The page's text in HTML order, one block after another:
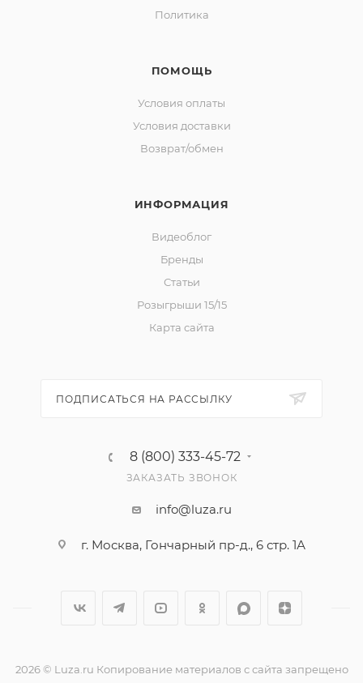
Политика
ПОМОЩЬ
Условия оплаты
Условия доставки
Возврат/обмен
ИНФОРМАЦИЯ
Видеоблог
Бренды
Статьи
Розыгрыши 15/15
Карта сайта
ПОДПИСАТЬСЯ НА РАССЫЛКУ
8 (800) 333-45-72
ЗАКАЗАТЬ ЗВОНОК
info@luza.ru
г. Москва, Гончарный пр-д., 6 стр. 1А
2026 © Luza.ru Копирование материалов с сайта запрещено